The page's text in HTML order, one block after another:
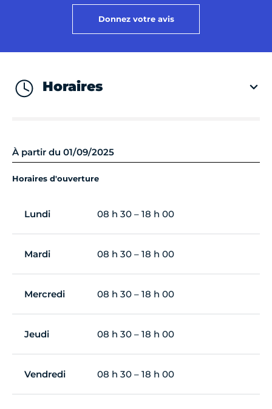
Donnez votre avis
Horaires
À partir du 01/09/2025
Horaires d'ouverture
Lundi 08 h 30 – 18 h 00
Mardi 08 h 30 – 18 h 00
Mercredi 08 h 30 – 18 h 00
Jeudi 08 h 30 – 18 h 00
Vendredi 08 h 30 – 18 h 00